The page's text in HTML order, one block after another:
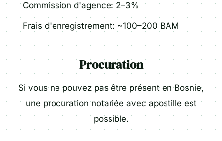
Commission d'agence: 2–3%
Frais d'enregistrement: ~100–200 BAM
Procuration
Si vous ne pouvez pas être présent en Bosnie,
une procuration notariée avec apostille est
possible.